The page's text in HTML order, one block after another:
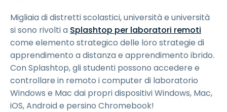
Migliaia di distretti scolastici, università e università
si sono rivolti a Splashtop per laboratori remoti
come elemento strategico delle loro strategie di
apprendimento a distanza e apprendimento ibrido.
Con Splashtop, gli studenti possono accedere e
controllare in remoto i computer di laboratorio
Windows e Mac dai propri dispositivi Windows, Mac,
iOS, Android e persino Chromebook!